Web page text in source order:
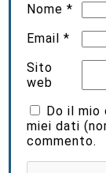
Nome*
Email*
Sito
web
Do il mio
miei dati
commento.